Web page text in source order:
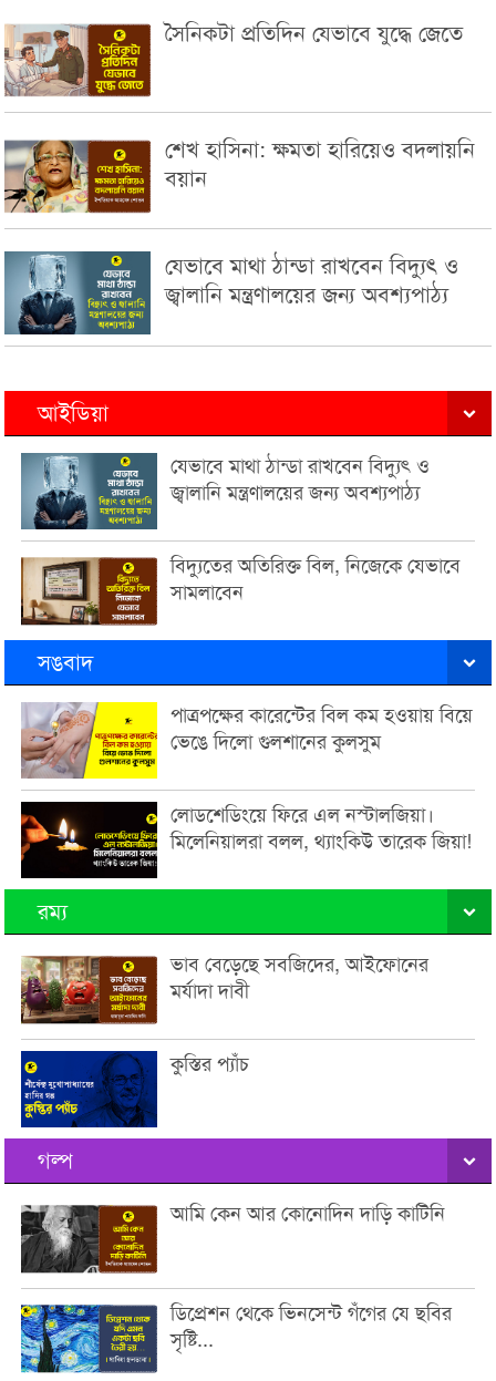
সৈনিকটা প্রতিদিন যেভাবে যুদ্ধে জেতে
শেখ হাসিনা: ক্ষমতা হারিয়েও বদলায়নি
বয়ান
যেভাবে মাথা ঠান্ডা রাখবেন বিদ্যুৎ ও
জ্বালানি মন্ত্রণালয়ের জন্য অবশ্যপাঠ্য
আইডিয়া
যেভাবে মাথা ঠান্ডা রাখবেন বিদ্যুৎ ও
জ্বালানি মন্ত্রণালয়ের জন্য অবশ্যপাঠ্য
বিদ্যুতের অতিরিক্ত বিল, নিজেকে যেভাবে
সামলাবেন
সঙবাদ
পাত্রপক্ষের কারেন্টের বিল কম হওয়ায় বিয়ে
ভেঙে দিলো গুলশানের কুলসুম
লোডশেডিংয়ে ফিরে এল নস্টালজিয়া।
মিলেনিয়ালরা বলল, থ্যাংকিউ তারেক জিয়া!
রম্য
ভাব বেড়েছে সবজিদের, আইফোনের
মর্যাদা দাবী
কুস্তির প্যাঁচ
গল্প
আমি কেন আর কোনোদিন দাড়ি কাটিনি
ডিপ্রেশন থেকে ভিনসেন্ট গঁগের যে ছবির
সৃষ্টি...